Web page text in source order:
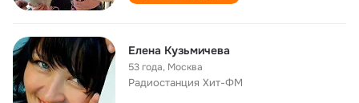
Елена Кузьмичева
53 года, Москва
Радиостанция Хит-ФМ